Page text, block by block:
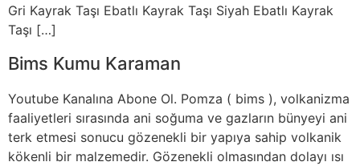
Gri Kayrak Taşı Ebatlı Kayrak Taşı Siyah Ebatlı Kayrak
Taşı […]
Bims Kumu Karaman
Youtube Kanalına Abone Ol. Pomza ( bims ), volkanizma
faaliyetleri sırasında ani soğuma ve gazların bünyeyi ani
terk etmesi sonucu gözenekli bir yapıya sahip volkanik
kökenli bir malzemedir. Gözenekli olmasından dolayı ısı